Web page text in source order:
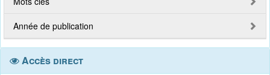
Année de publication
Accès direct